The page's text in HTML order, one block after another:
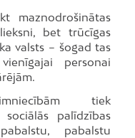
maznodrošinātas
bet trūcīgas
valsts – šogad tas
personai
tiek
palīdzības
pabalstu